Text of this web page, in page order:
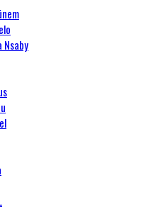
Nsaby